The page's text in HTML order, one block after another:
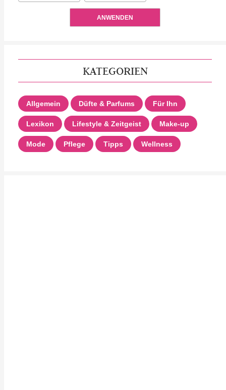
ANWENDEN
KATEGORIEN
Allgemein Düfte & Parfums Für Ihn
Lexikon Lifestyle & Zeitgeist Make-up
Mode Pflege Tipps Wellness